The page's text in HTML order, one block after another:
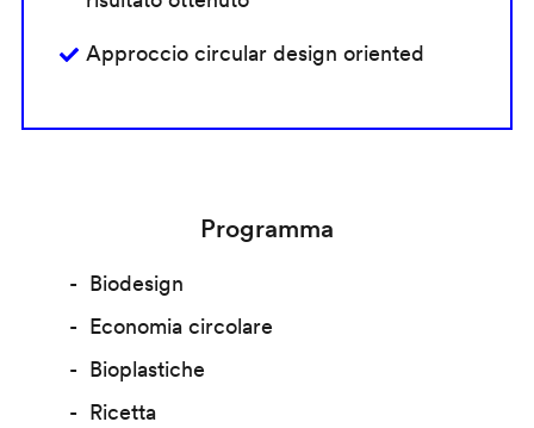
Approccio circular design oriented
Programma
Biodesign
Economia circolare
Bioplastiche
Ricetta